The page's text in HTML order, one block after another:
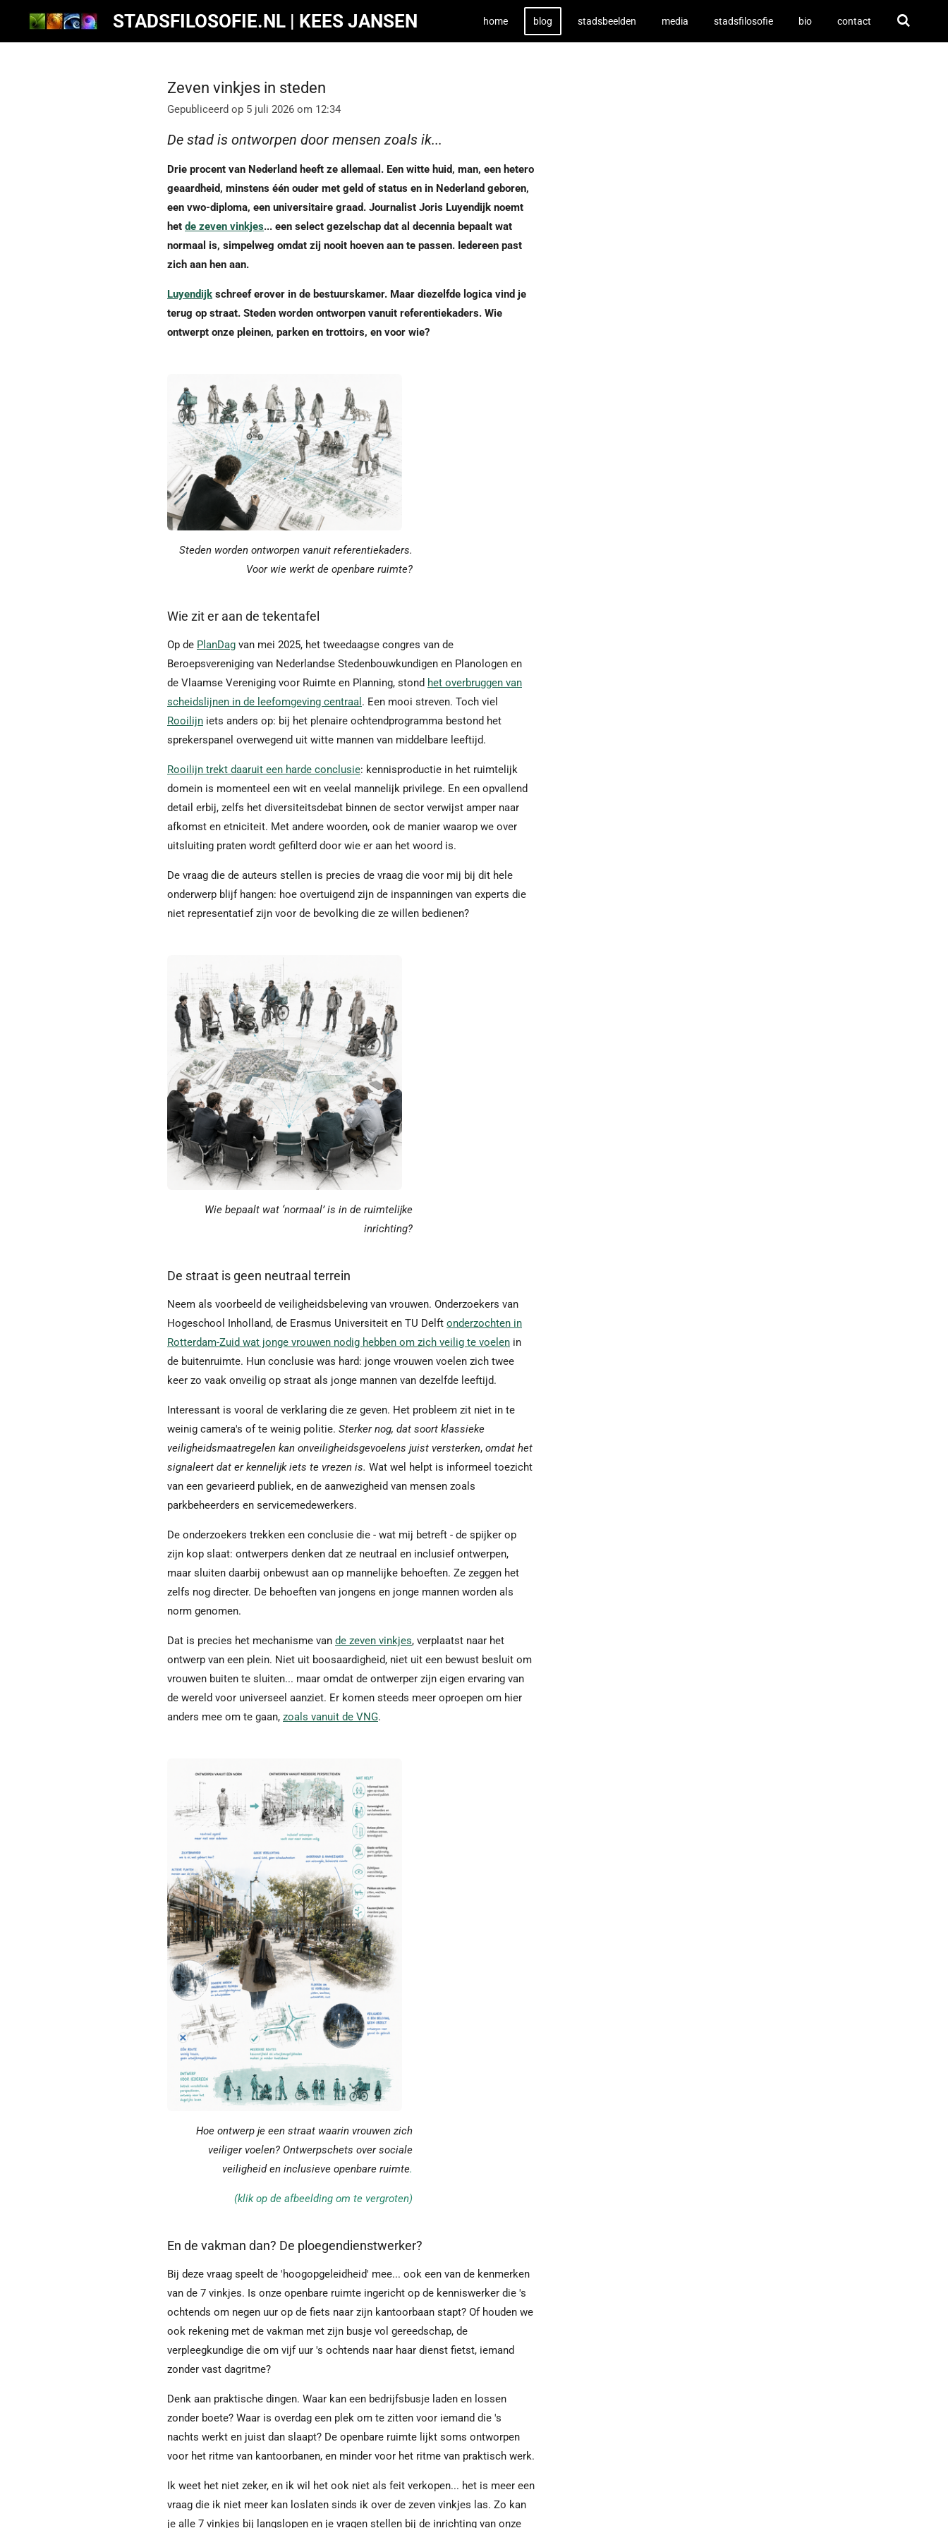
STADSFILOSOFIE.NL | KEES JANSEN home blog stadsbeelden media stadsfilosofie bio contact
Zeven vinkjes in steden
Gepubliceerd op 5 juli 2026 om 12:34
De stad is ontworpen door mensen zoals ik...
Drie procent van Nederland heeft ze allemaal. Een witte huid, man, een hetero
geaardheid, minstens één ouder met geld of status en in Nederland geboren,
een vwo-diploma, een universitaire graad. Journalist Joris Luyendijk noemt
het de zeven vinkjes... een select gezelschap dat al decennia bepaalt wat
normaal is, simpelweg omdat zij nooit hoeven aan te passen. Iedereen past
zich aan hen aan.
Luyendijk schreef erover in de bestuurskamer. Maar diezelfde logica vind je
terug op straat. Steden worden ontworpen vanuit referentiekaders. Wie
ontwerpt onze pleinen, parken en trottoirs, en voor wie?
Steden worden ontworpen vanuit referentiekaders.
Voor wie werkt de openbare ruimte?
Wie zit er aan de tekentafel
Op de PlanDag van mei 2025, het tweedaagse congres van de
Beroepsvereniging van Nederlandse Stedenbouwkundigen en Planologen en
de Vlaamse Vereniging voor Ruimte en Planning, stond het overbruggen van
scheidslijnen in de leefomgeving centraal . Een mooi streven. Toch viel
Rooilijn iets anders op: bij het plenaire ochtendprogramma bestond het
sprekerspanel overwegend uit witte mannen van middelbare leeftijd.
Rooilijn trekt daaruit een harde conclusie: kennisproductie in het ruimtelijk
domein is momenteel een wit en veelal mannelijk privilege. En een opvallend
detail erbij, zelfs het diversiteitsdebat binnen de sector verwijst amper naar
afkomst en etniciteit. Met andere woorden, ook de manier waarop we over
uitsluiting praten wordt gefilterd door wie er aan het woord is.
De vraag die de auteurs stellen is precies de vraag die voor mij bij dit hele
onderwerp blijf hangen: hoe overtuigend zijn de inspanningen van experts die
niet representatief zijn voor de bevolking die ze willen bedienen?
Wie bepaalt wat ‘normaal’ is in de ruimtelijke
inrichting?
De straat is geen neutraal terrein
Neem als voorbeeld de veiligheidsbeleving van vrouwen. Onderzoekers van
Hogeschool Inholland, de Erasmus Universiteit en TU Delft onderzochten in
Rotterdam-Zuid wat jonge vrouwen nodig hebben om zich veilig te voelen in
de buitenruimte. Hun conclusie was hard: jonge vrouwen voelen zich twee
keer zo vaak onveilig op straat als jonge mannen van dezelfde leeftijd.
Interessant is vooral de verklaring die ze geven. Het probleem zit niet in te
weinig camera's of te weinig politie. Sterker nog, dat soort klassieke
veiligheidsmaatregelen kan onveiligheidsgevoelens juist versterken, omdat het
signaleert dat er kennelijk iets te vrezen is. Wat wel helpt is informeel toezicht
van een gevarieerd publiek, en de aanwezigheid van mensen zoals
parkbeheerders en servicemedewerkers.
De onderzoekers trekken een conclusie die - wat mij betreft - de spijker op
zijn kop slaat: ontwerpers denken dat ze neutraal en inclusief ontwerpen,
maar sluiten daarbij onbewust aan op mannelijke behoeften. Ze zeggen het
zelfs nog directer. De behoeften van jongens en jonge mannen worden als
norm genomen.
Dat is precies het mechanisme van de zeven vinkjes, verplaatst naar het
ontwerp van een plein. Niet uit boosaardigheid, niet uit een bewust besluit om
vrouwen buiten te sluiten... maar omdat de ontwerper zijn eigen ervaring van
de wereld voor universeel aanziet. Er komen steeds meer oproepen om hier
anders mee om te gaan, zoals vanuit de VNG.
Hoe ontwerp je een straat waarin vrouwen zich
veiliger voelen? Ontwerpschets over sociale
veiligheid en inclusieve openbare ruimte.
(klik op de afbeelding om te vergroten)
En de vakman dan? De ploegendienstwerker?
Bij deze vraag speelt de 'hoogopgeleidheid' mee... ook een van de kenmerken
van de 7 vinkjes. Is onze openbare ruimte ingericht op de kenniswerker die 's
ochtends om negen uur op de fiets naar zijn kantoorbaan stapt? Of houden we
ook rekening met de vakman met zijn busje vol gereedschap, de
verpleegkundige die om vijf uur 's ochtends naar haar dienst fietst, iemand
zonder vast dagritme?
Denk aan praktische dingen. Waar kan een bedrijfsbusje laden en lossen
zonder boete? Waar is overdag een plek om te zitten voor iemand die 's
nachts werkt en juist dan slaapt? De openbare ruimte lijkt soms ontworpen
voor het ritme van kantoorbanen, en minder voor het ritme van praktisch werk.
Ik weet het niet zeker, en ik wil het ook niet als feit verkopen... het is meer een
vraag die ik niet meer kan loslaten sinds ik over de zeven vinkjes las. Zo kan
je alle 7 vinkjes bij langslopen en je vragen stellen bij de inrichting van onze